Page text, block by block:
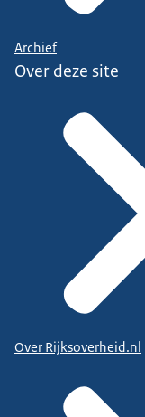
Archief
Over deze site
Over Rijksoverheid.nl